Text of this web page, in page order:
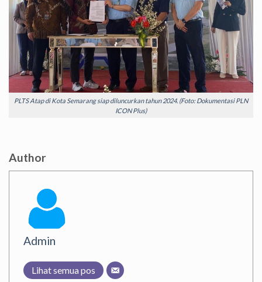
PLTS Atap di Kota Semarang siap diluncurkan tahun 2024. (Foto: Dokumentasi PLN
ICON Plus)
Author
Admin
Lihat semua pos